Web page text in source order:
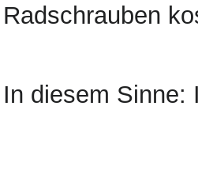
Radschrauben
In diesem Sinne: